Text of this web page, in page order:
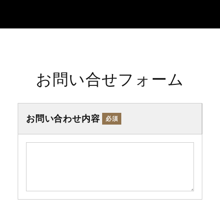
お問い合せフォーム
お問い合わせ内容 必須